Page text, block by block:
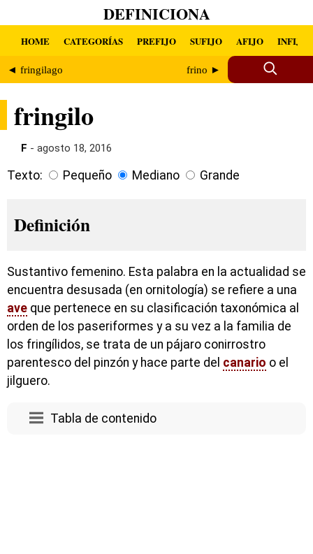
DEFINICIONA
HOME CATEGORÍAS PREFIJO SUFIJO AFIJO INFIJO
◄ fringilago frino ►
fringilo
F - agosto 18, 2016
Texto: Pequeño Mediano Grande
Definición
Sustantivo femenino. Esta palabra en la actualidad se
encuentra desusada (en ornitología) se refiere a una
ave que pertenece en su clasificación taxonómica al
orden de los paseriformes y a su vez a la familia de
los fringílidos, se trata de un pájaro conirrostro
parentesco del pinzón y hace parte del canario o el
jilguero.
Tabla de contenido